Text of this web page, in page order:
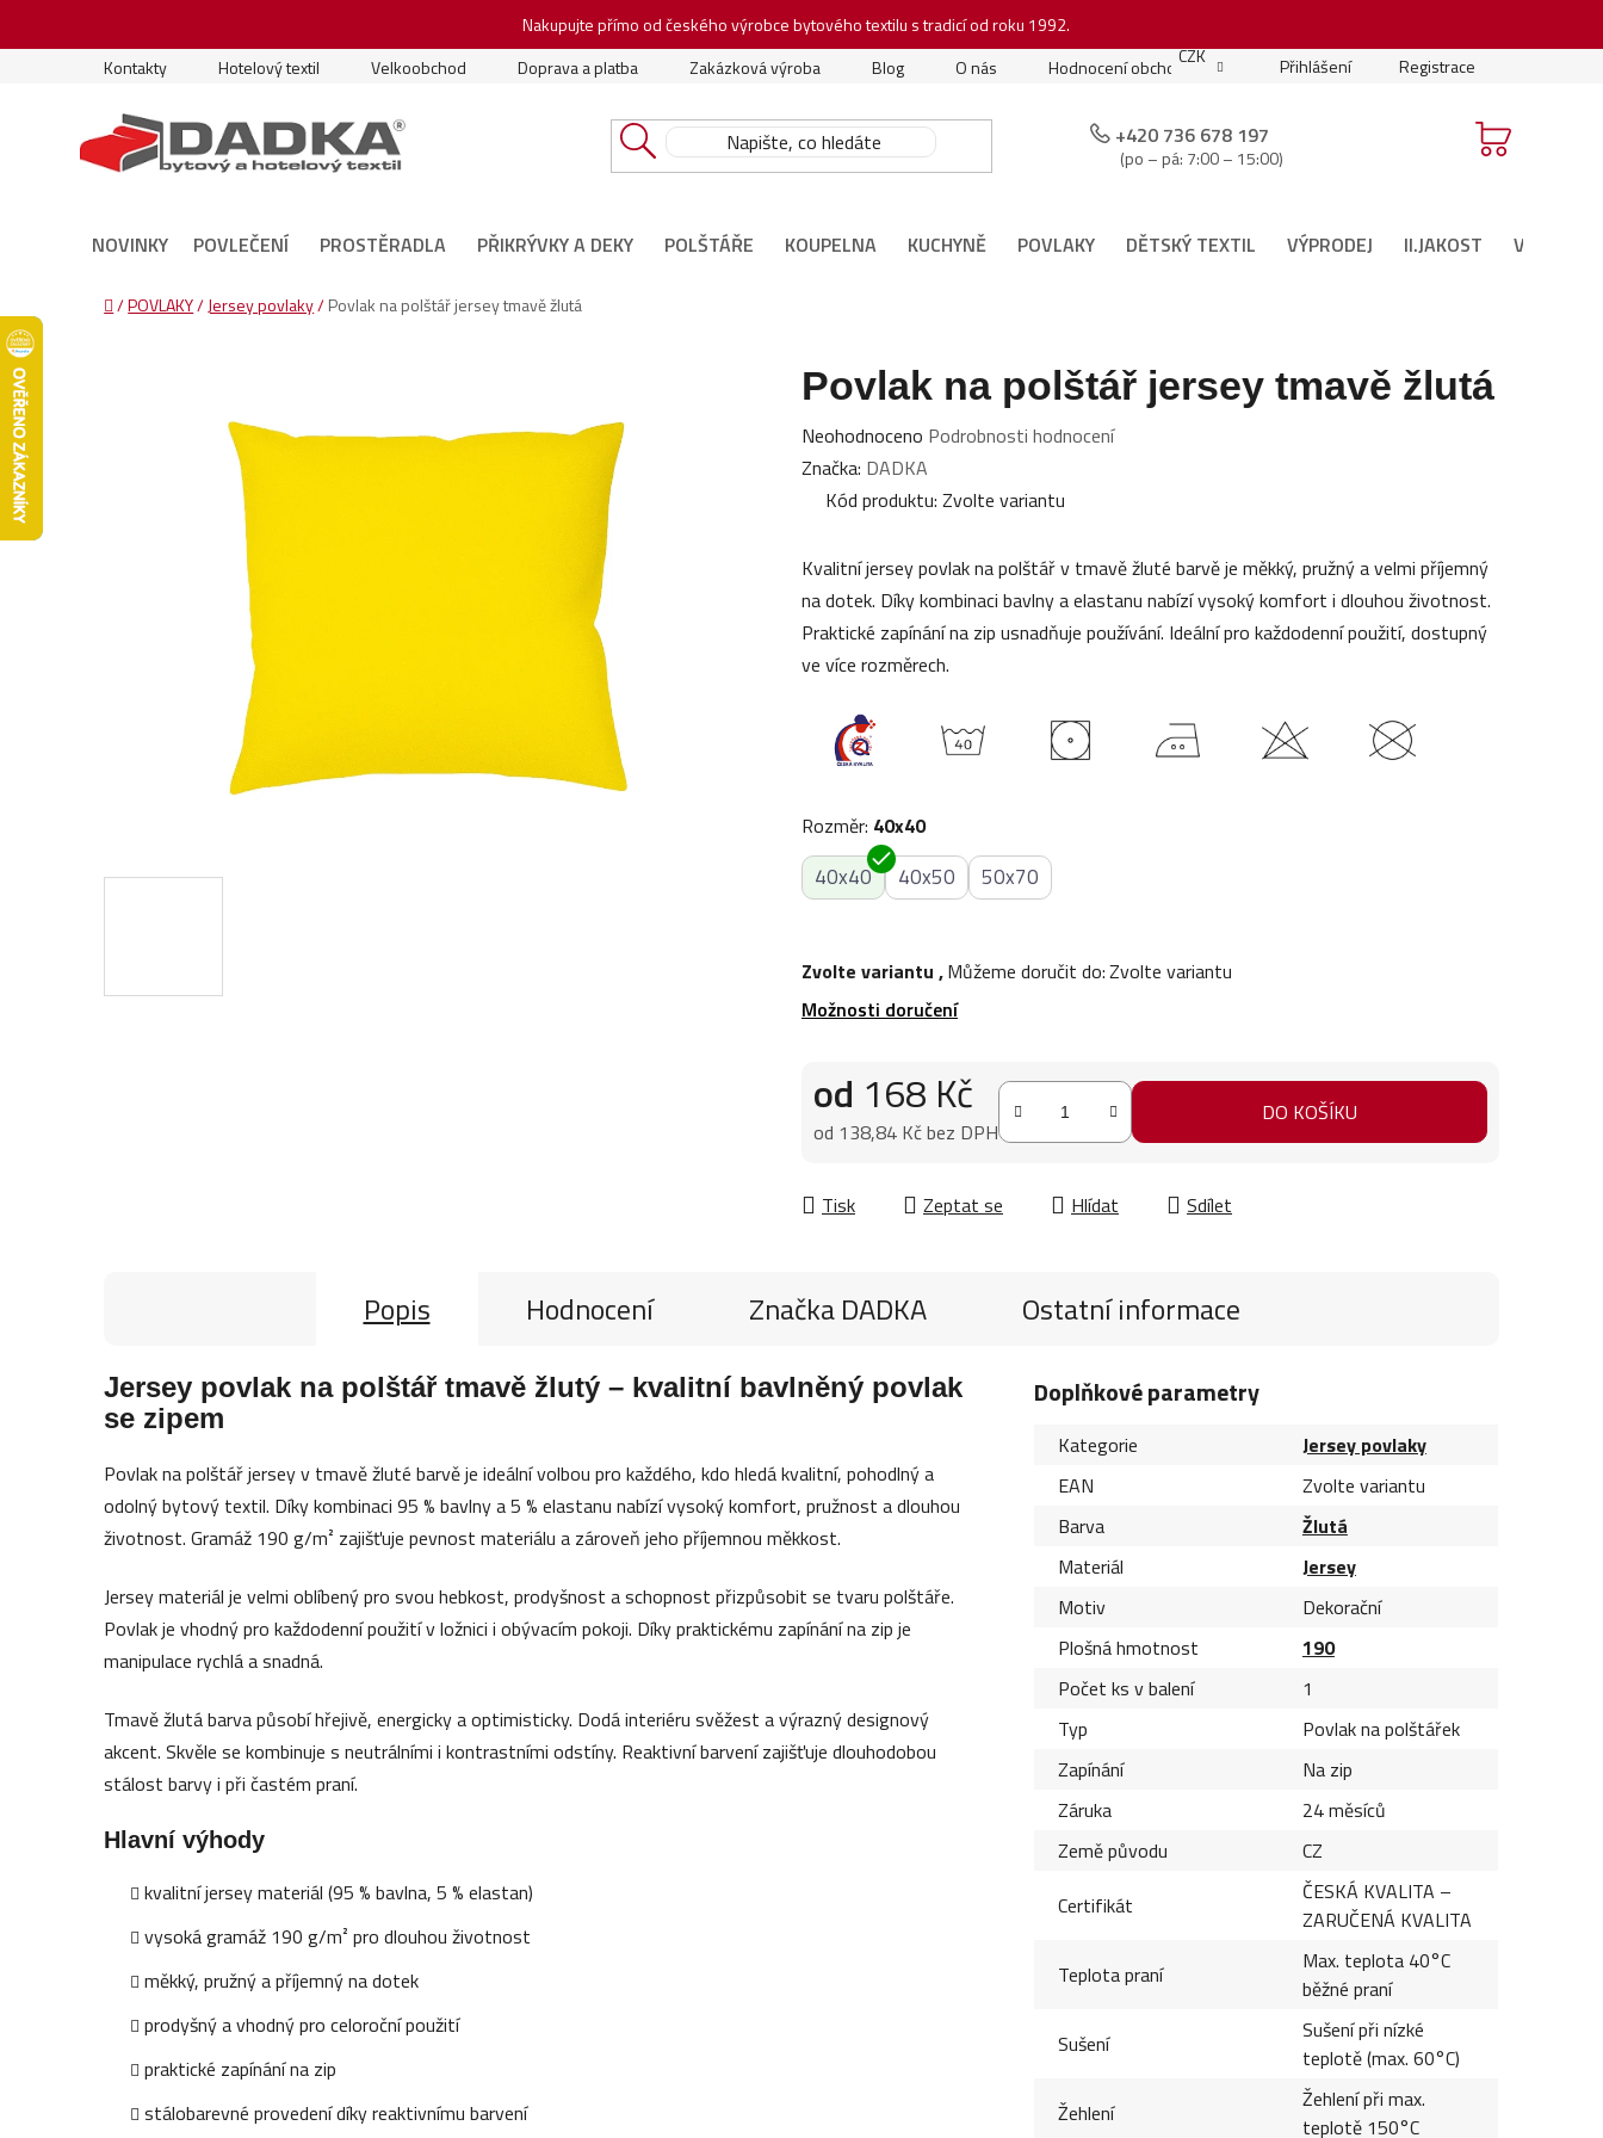
Nakupujte přímo od českého výrobce bytového textilu s tradicí od roku 1992.
Kontakty
Hotelový textil Velkoobchod Doprava a platba Zakázková výroba Blog O nás Hodnocení obchodu Moje objednávka Podmínky soutěže
CZK Přihlášení Registrace
+420 736 678 197
(po – pá: 7:00 – 15:00)
NOVINKY POVLEČENÍ PROSTĚRADLA PŘIKRÝVKY A DEKY POLŠTÁŘE KOUPELNA KUCHYNĚ POVLAKY DĚTSKÝ TEXTIL VÝPRODEJ II.JAKOST VÁNOČNÍ
Domů
/POVLAKY/Jersey povlaky/Povlak na polštář jersey tmavě žlutá
Povlak na polštář jersey tmavě žlutá
Průměrné
hodnocení
produktu
0,0
z
5
hvězdiček.
Neohodnoceno Podrobnosti hodnocení
Značka: DADKA
Kód produktu: Zvolte variantu
Kvalitní jersey povlak na polštář v tmavě žluté barvě je měkký, pružný a velmi příjemný
na dotek. Díky kombinaci bavlny a elastanu nabízí vysoký komfort i dlouhou životnost.
Praktické zapínání na zip usnadňuje používání. Ideální pro každodenní použití, dostupný
ve více rozměrech.
Rozměr: 40x40
40x40 40x50 50x70
Zvolte variantu ,Můžeme doručit do:Zvolte variantu
Možnosti doručení
od 168 Kč
od 138,84 Kčbez DPH
DO KOŠÍKU
Tisk Zeptat se Hlídat Sdílet
Popis Hodnocení ZnačkaDADKA Ostatní informace
Jersey povlak na polštář tmavě žlutý – kvalitní bavlněný povlak
se zipem
Povlak na polštář jersey v tmavě žluté barvě je ideální volbou pro každého, kdo hledá kvalitní, pohodlný a
odolný bytový textil. Díky kombinaci 95 % bavlny a 5 % elastanu nabízí vysoký komfort, pružnost a dlouhou
životnost. Gramáž 190 g/m² zajišťuje pevnost materiálu a zároveň jeho příjemnou měkkost.
Jersey materiál je velmi oblíbený pro svou hebkost, prodyšnost a schopnost přizpůsobit se tvaru polštáře.
Povlak je vhodný pro každodenní použití v ložnici i obývacím pokoji. Díky praktickému zapínání na zip je
manipulace rychlá a snadná.
Tmavě žlutá barva působí hřejivě, energicky a optimisticky. Dodá interiéru svěžest a výrazný designový
akcent. Skvěle se kombinuje s neutrálními i kontrastními odstíny. Reaktivní barvení zajišťuje dlouhodobou
stálost barvy i při častém praní.
Hlavní výhody
kvalitní jersey materiál (95 % bavlna, 5 % elastan)
vysoká gramáž 190 g/m² pro dlouhou životnost
měkký, pružný a příjemný na dotek
prodyšný a vhodný pro celoroční použití
praktické zapínání na zip
stálobarevné provedení díky reaktivnímu barvení
Doplňkové parametry
Kategorie
Jersey povlaky
EAN
Zvolte variantu
Barva
Žlutá
Materiál
Jersey
Motiv
Dekorační
Plošná hmotnost
190
Počet ks v balení
1
Typ
Povlak na polštářek
Zapínání
Na zip
Záruka
24 měsíců
Země původu
CZ
Certifikát
ČESKÁ KVALITA –
ZARUČENÁ KVALITA
Teplota praní
Max. teplota 40°C
běžné praní
Sušení
Sušení při nízké
teplotě (max. 60°C)
Žehlení
Žehlení při max.
teplotě 150°C